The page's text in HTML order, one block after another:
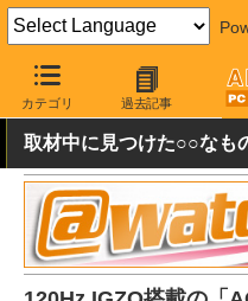
カテゴリ 過去記事
AKIBA PC Hotline! 秋葉原情報
取材中に見つけた○○なも